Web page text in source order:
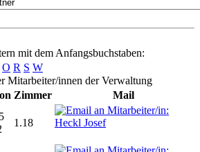
mit dem Anfangsbuchstaben:
O R S W
Mitarbeiter/innen der Verwaltung
Zimmer
Mail
1.18